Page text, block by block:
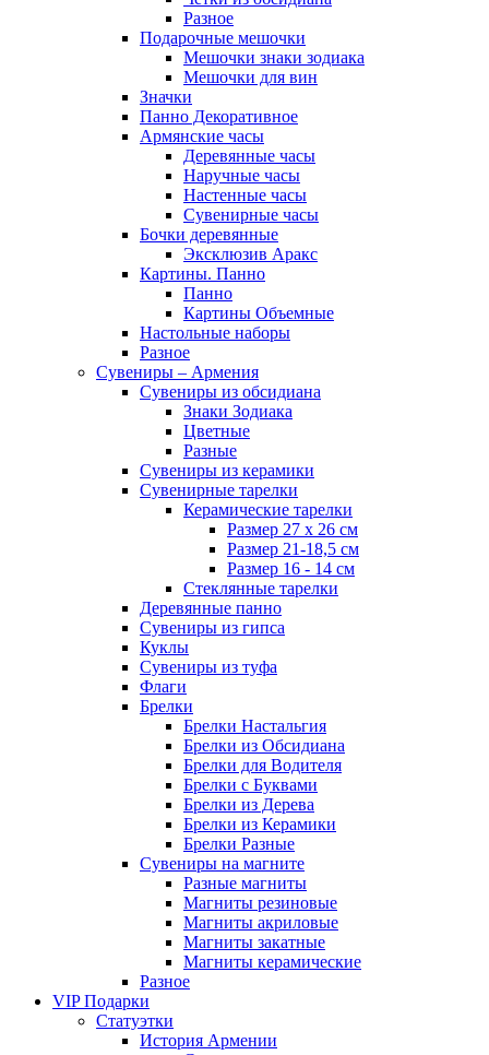
Разное
Подарочные мешочки
Мешочки знаки зодиака
Мешочки для вин
Значки
Панно Декоративное
Армянские часы
Деревянные часы
Наручные часы
Настенные часы
Сувенирные часы
Бочки деревянные
Эксклюзив Аракс
Картины. Панно
Панно
Картины Объемные
Настольные наборы
Разное
Сувениры – Армения
Сувениры из обсидиана
Знаки Зодиака
Цветные
Разные
Сувениры из керамики
Сувенирные тарелки
Керамические тарелки
Размер 27 х 26 см
Размер 21-18,5 см
Размер 16 - 14 см
Стеклянные тарелки
Деревянные панно
Сувениры из гипса
Куклы
Сувениры из туфа
Флаги
Брелки
Брелки Настальгия
Брелки из Обсидиана
Брелки для Водителя
Брелки с Буквами
Брелки из Дерева
Брелки из Керамики
Брелки Разные
Сувениры на магните
Разные магниты
Магниты резиновые
Магниты акриловые
Магниты закатные
Магниты керамические
Разное
VIP Подарки
Статуэтки
История Армении